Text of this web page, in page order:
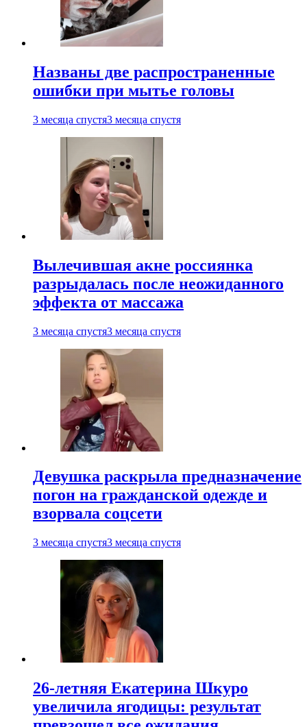
Названы две распространенные
ошибки при мытье головы
3 месяца спустя3 месяца спустя
Вылечившая акне россиянка
разрыдалась после неожиданного
эффекта от массажа
3 месяца спустя3 месяца спустя
Девушка раскрыла предназначение
погон на гражданской одежде и
взорвала соцсети
3 месяца спустя3 месяца спустя
26-летняя Екатерина Шкуро
увеличила ягодицы: результат